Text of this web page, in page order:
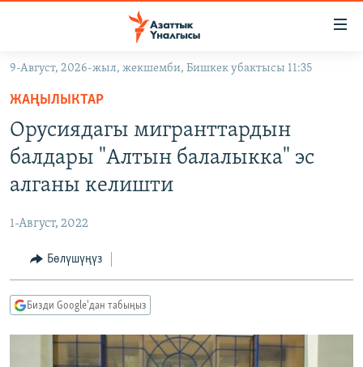
Навигацияга
өтүңүз
Издөөгө
салыңызКЫРГЫЗСТАН
МАДАНИЯТ
ДҮЙНӨ
УКРАИНА
ТВ ПРОГРАММАЛАР
БҮГҮН АЗАТТЫКТА
ПОДКАСТ
Русский
9-Август, 2026-жыл, жекшемби, Бишкек убактысы 11:35
ЖАҢЫЛЫКТАР
Орусиядагы мигранттардын
балдары "Алтын балалыкка" эс
алганы келишти
1-Август, 2022
Бөлүшүңүз
Бизди Google'дан табыңыз